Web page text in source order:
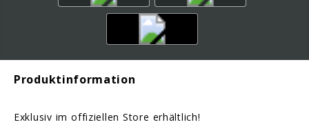
Produktinformation
Exklusiv im offiziellen Store erhältlich!